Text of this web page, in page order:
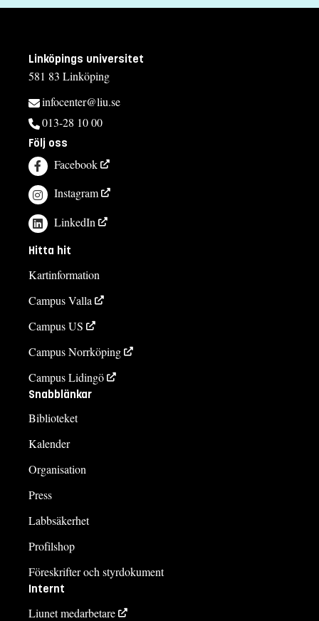
Linköpings universitet
581 83 Linköping
infocenter@liu.se
013-28 10 00
Följ oss
Facebook
Instagram
LinkedIn
Hitta hit
Kartinformation
Campus Valla
Campus US
Campus Norrköping
Campus Lidingö
Snabblänkar
Biblioteket
Kalender
Organisation
Press
Labbsäkerhet
Profilshop
Föreskrifter och styrdokument
Internt
Liunet medarbetare